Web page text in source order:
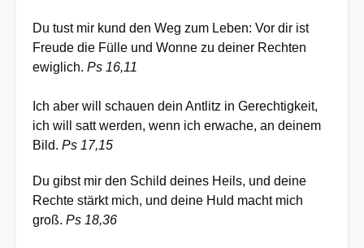
Du tust mir kund den Weg zum Leben: Vor dir ist
Freude die Fülle und Wonne zu deiner Rechten
ewiglich. Ps 16,11
Ich aber will schauen dein Antlitz in Gerechtigkeit,
ich will satt werden, wenn ich erwache, an deinem
Bild. Ps 17,15
Du gibst mir den Schild deines Heils, und deine
Rechte stärkt mich, und deine Huld macht mich
groß. Ps 18,36